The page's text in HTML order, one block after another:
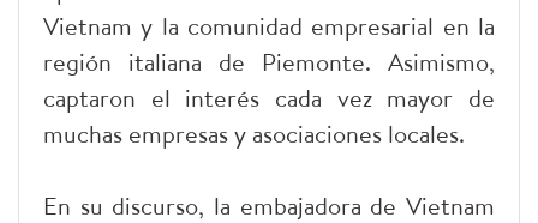
Vietnam y la comunidad empresarial en la
región italiana de Piemonte. Asimismo,
captaron el interés cada vez mayor de
muchas empresas y asociaciones locales.
En su discurso, la embajadora de Vietnam